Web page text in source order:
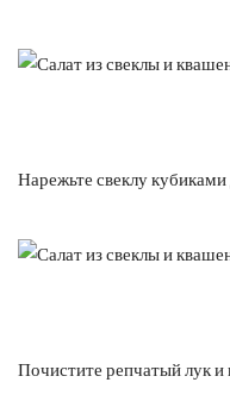
Нарежьте свеклу кубиками
Почистите репчатый лук и